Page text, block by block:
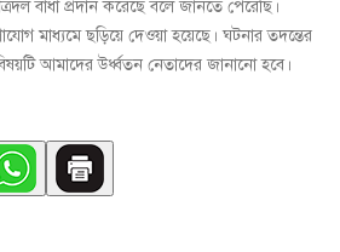
বাঁধা প্রদান করেছে বলে জানতে পেরেছি।
মাধ্যমে ছড়িয়ে দেওয়া হয়েছে। ঘটনার তদন্তের
আমাদের উর্ধ্বতন নেতাদের জানানো হবে।